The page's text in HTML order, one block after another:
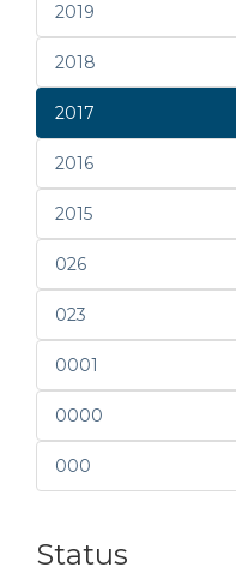
2019
2018
2017
2016
2015
026
023
0001
0000
000
Status